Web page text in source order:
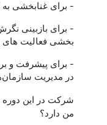
- برای غنابخشی به
- برای بازبینی
بخشی فعالیت های
- برای پیشرفت و
در مدیریت
شرکت در این دوره
من دارد؟